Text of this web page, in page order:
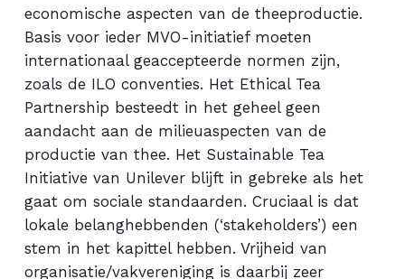
economische aspecten van de theeproductie.
Basis voor ieder MVO-initiatief moeten
internationaal geaccepteerde normen zijn,
zoals de ILO conventies. Het Ethical Tea
Partnership besteedt in het geheel geen
aandacht aan de milieuaspecten van de
productie van thee. Het Sustainable Tea
Initiative van Unilever blijft in gebreke als het
gaat om sociale standaarden. Cruciaal is dat
lokale belanghebbenden (‘stakeholders’) een
stem in het kapittel hebben. Vrijheid van
organisatie/vakvereniging is daarbij zeer